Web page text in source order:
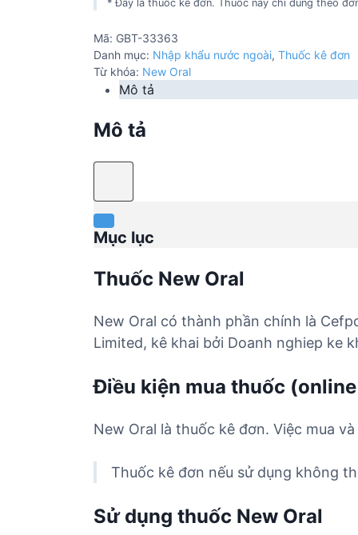
* Đây là thuốc kê đơn. Thuốc này chỉ dùng theo
Mã: GBT-33363
Danh mục: Nhập khẩu nước ngoài, Thuốc kê đơn
Từ khóa: New Oral
Mô tả
Mô tả
Mục lục
Thuốc New Oral
New Oral có thành phần chính là
Limited, kê khai bởi Doanh nghiep ke
Điều kiện mua thuốc
New Oral là thuốc kê đơn. Việc mua
Thuốc kê đơn nếu sử dụng không
Sử dụng thuốc New Oral